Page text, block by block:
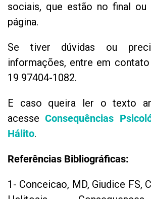
sociais, que estão no final
página.
Se tiver dúvidas ou
informações, entre em
19 97404-1082.
E caso queira ler o texto
acesseConsequências
Hálito.
Referências Bibliográficas:
1- Conceicao, MD, Giudice FS,